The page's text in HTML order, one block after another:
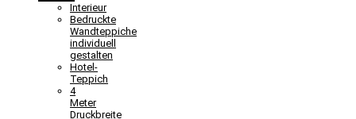
Interieur
Bedruckte
Wandteppiche
individuell
gestalten
Hotel-
Teppich
4
Meter
Druckbreite